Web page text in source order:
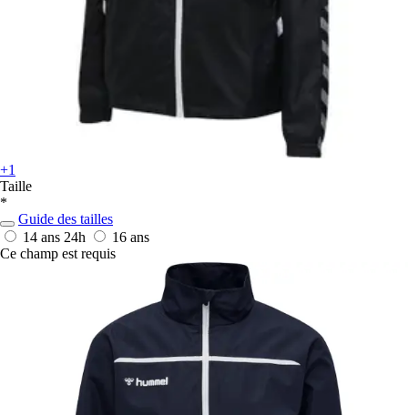
+1
Taille
*
Guide des tailles
14 ans 24h
16 ans
Ce champ est requis